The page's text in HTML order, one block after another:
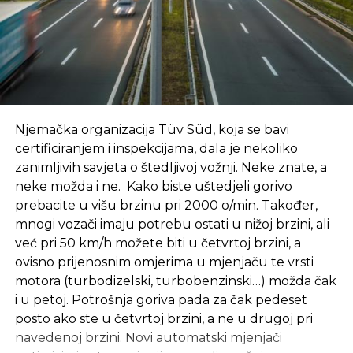
CAPITAL
Kako onda komentariše optužbe EU
koje se odnose na maligni kineski uticaj, zatim
na njihovo zanemarivanje ekoloških standarda,
netransparentnosti u radu, te stav da Kina
koristi ovaj region samo da bi ušla na tržište
BERJAN: Kineske investicije donose značajne
ekonomske benefite BiH, uključujući razvoj
infrastrukture i otvaranje novih radnih mjesta. Naša
zemlja se trudi da osigura da svi projekti budu u
skladu sa ekološkim standardima i principima
transparentnosti. Saradnja za Kinom nije usmjerena
protiv bilo koje treće strane, već je motivisana
našim potrebama za ekonomskim razvojem i
prosperitetom. BiH ostaje posvećena
uravnoteženim međunarodnim odnosima i
vjerujemo da je moguće ostvariti saradnju koja
Njemačka organizacija Tüv Süd, koja se bavi
certificiranjem i inspekcijama, dala je nekoliko
zanimljivih savjeta o štedljivoj vožnji. Neke znate, a
neke možda i ne. Kako biste uštedjeli gorivo
prebacite u višu brzinu pri 2000 o/min. Također,
mnogi vozači imaju potrebu ostati u nižoj brzini, ali
već pri 50 km/h možete biti u četvrtoj brzini, a
ovisno prijenosnim omjerima u mjenjaču te vrsti
motora (turbodizelski, turbobenzinski…) možda čak
i u petoj. Potrošnja goriva pada za čak pedeset
posto ako ste u četvrtoj brzini, a ne u drugoj pri
navedenoj brzini. Novi automatski mjenjači